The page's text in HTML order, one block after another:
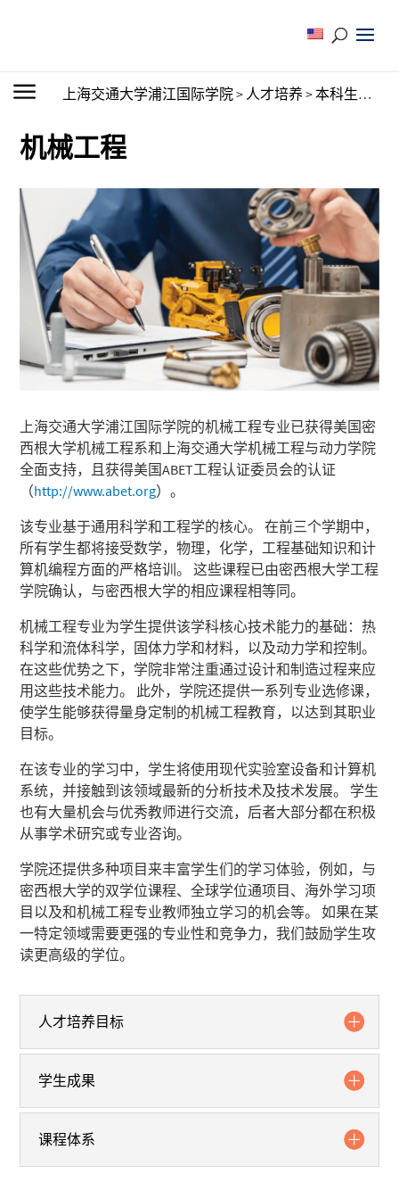
上海交通大学浦江国际学院> 人才培养>本科生教育
机械工程
上海交通大学浦江国际学院的机械工程专业已获得美国密
西根大学机械工程系和上海交通大学机械工程与动力学院
全面支持，且获得美国ABET工程认证委员会的认证
（http://www.abet.org）。
该专业基于通用科学和工程学的核心。 在前三个学期中，
所有学生都将接受数学，物理，化学，工程基础知识和计
算机编程方面的严格培训。 这些课程已由密西根大学工程
学院确认，与密西根大学的相应课程相等同。
机械工程专业为学生提供该学科核心技术能力的基础：热
科学和流体科学，固体力学和材料，以及动力学和控制。
在这些优势之下，学院非常注重通过设计和制造过程来应
用这些技术能力。 此外，学院还提供一系列专业选修课，
使学生能够获得量身定制的机械工程教育，以达到其职业
目标。
在该专业的学习中，学生将使用现代实验室设备和计算机
系统，并接触到该领域最新的分析技术及技术发展。 学生
也有大量机会与优秀教师进行交流，后者大部分都在积极
从事学术研究或专业咨询。
学院还提供多种项目来丰富学生们的学习体验，例如，与
密西根大学的双学位课程、全球学位通项目、海外学习项
目以及和机械工程专业教师独立学习的机会等。 如果在某
一特定领域需要更强的专业性和竞争力，我们鼓励学生攻
读更高级的学位。
人才培养目标
学生成果
课程体系